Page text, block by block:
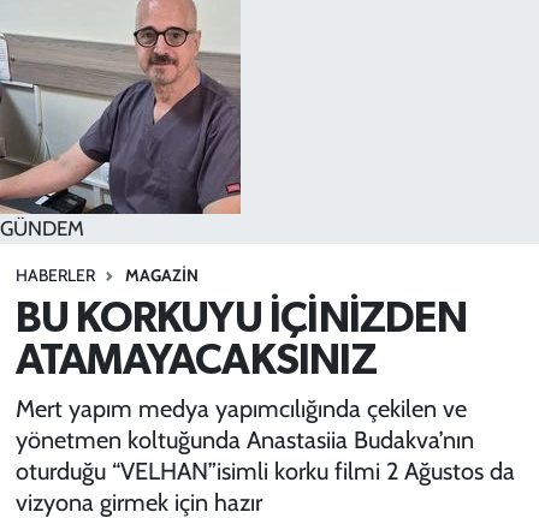
GÜNDEM
HABERLER MAGAZİN
BU KORKUYU İÇİNİZDEN
ATAMAYACAKSINIZ
Mert yapım medya yapımcılığında çekilen ve
yönetmen koltuğunda Anastasiia Budakva’nın
oturduğu “VELHAN”isimli korku filmi 2 Ağustos da
vizyona girmek için hazır
SPOR
TEKNOLOJİ
YAŞAM